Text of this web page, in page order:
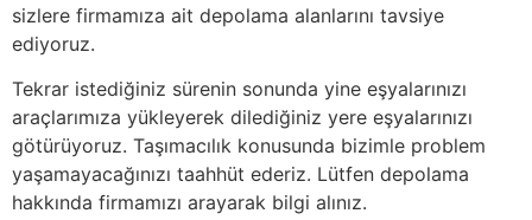
sizlere firmamıza ait depolama alanlarını tavsiye
ediyoruz.
Tekrar istediğiniz sürenin sonunda yine eşyalarınızı
araçlarımıza yükleyerek dilediğiniz yere eşyalarınızı
götürüyoruz. Taşımacılık konusunda bizimle problem
yaşamayacağınızı taahhüt ederiz. Lütfen depolama
hakkında firmamızı arayarak bilgi alınız.